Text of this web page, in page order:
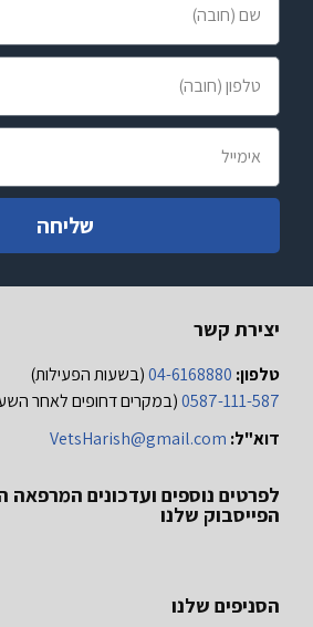
שליחה
יצירת קשר
טלפון: 04-6168880(בשעות הפעילות)
0587-111-587(במקרים דחופים לאחר
דוא"ל: VetsHarish@gmail.com
לפרטים נוספים ועדכונים המרפאה
הפייסבוק שלנו
הסניפים שלנו